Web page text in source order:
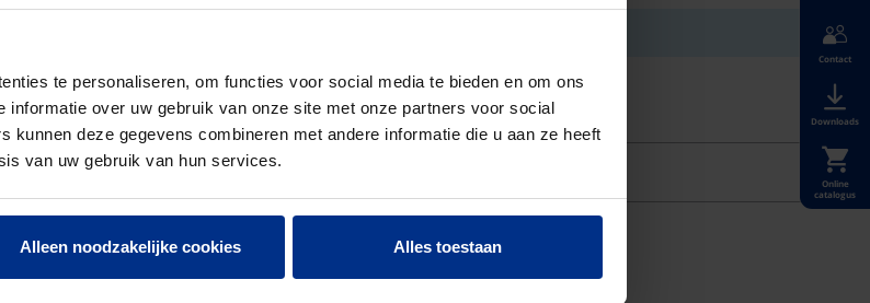
te personaliseren, om functies voor social media te bieden en om ons
informatie over uw gebruik van onze site met onze partners voor social
kunnen deze gegevens combineren met andere informatie die u aan ze heeft
van uw gebruik van hun services.
Alleen noodzakelijke cookies Alles toestaan
Contact
Downloads
Online
catalogus